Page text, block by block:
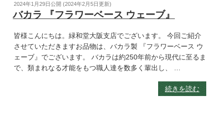
2024年1月29日公開 (2024年2月5日更新)
バカラ 『フラワーベース ウェーブ』
皆様こんにちは。緑和堂大阪支店でございます。 今回ご紹介
させていただきますお品物は、バカラ製 『フラワーベース ウ
ェーブ』でございます。 バカラは約250年前から現代に至るま
で、類まれなる才能をもつ職人達を数多く輩出し、 …
続きを読む